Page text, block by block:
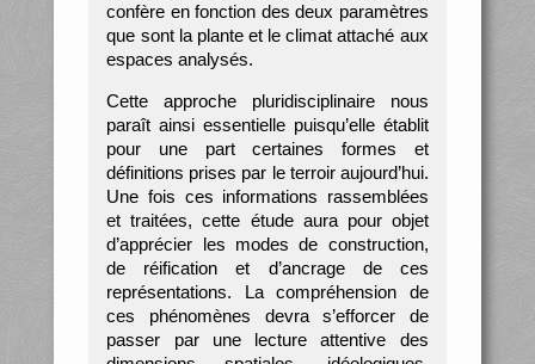
confère en fonction des deux paramètres
que sont la plante et le climat attaché aux
espaces analysés.
Cette approche pluridisciplinaire nous
paraît ainsi essentielle puisqu’elle établit
pour une part certaines formes et
définitions prises par le terroir aujourd’hui.
Une fois ces informations rassemblées
et traitées, cette étude aura pour objet
d’apprécier les modes de construction,
de réification et d’ancrage de ces
représentations. La compréhension de
ces phénomènes devra s’efforcer de
passer par une lecture attentive des